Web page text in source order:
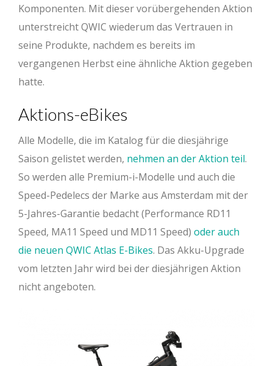
Komponenten. Mit dieser vorübergehenden Aktion
unterstreicht QWIC wiederum das Vertrauen in
seine Produkte, nachdem es bereits im
vergangenen Herbst eine ähnliche Aktion gegeben
hatte.
Aktions-eBikes
Alle Modelle, die im Katalog für die diesjährige
Saison gelistet werden, nehmen an der Aktion teil.
So werden alle Premium-i-Modelle und auch die
Speed-Pedelecs der Marke aus Amsterdam mit der
5-Jahres-Garantie bedacht (Performance RD11
Speed, MA11 Speed und MD11 Speed) oder auch
die neuen QWIC Atlas E-Bikes. Das Akku-Upgrade
vom letzten Jahr wird bei der diesjährigen Aktion
nicht angeboten.